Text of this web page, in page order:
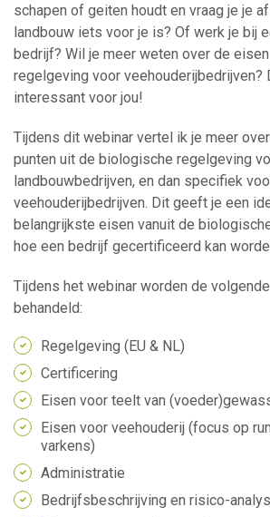
schapen of geiten houdt en vraag je je
landbouw iets voor je is? Of werk je bij
bedrijf? Wil je meer weten over de
regelgeving voor veehouderijbedrijven?
interessant voor jou!
Tijdens dit webinar vertel ik je meer
punten uit de biologische regelgeving
landbouwbedrijven, en dan specifiek
veehouderijbedrijven. Dit geeft je een
belangrijkste eisen vanuit de
hoe een bedrijf gecertificeerd kan
Tijdens het webinar worden de
behandeld:
Regelgeving (EU & NL)
Certificering
Eisen voor teelt van
Eisen voor veehouderij (focus op
varkens)
Administratie
Bedrijfsbeschrijving en risico-